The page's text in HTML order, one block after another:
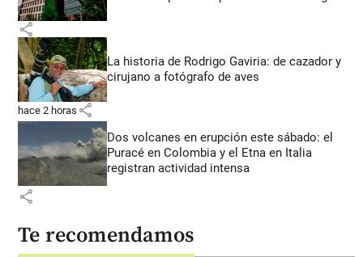
share
La historia de Rodrigo Gaviria: de cazador y
cirujano a fotógrafo de aves
hace 2 horas share
Dos volcanes en erupción este sábado: el
Puracé en Colombia y el Etna en Italia
registran actividad intensa
share
Te recomendamos